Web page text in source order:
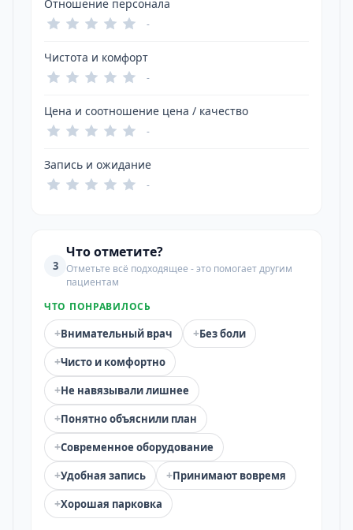
Отношение персонала
-
Чистота и комфорт
-
Цена и соотношение цена / качество
-
Запись и ожидание
-
3
Что отметите?
Отметьте всё подходящее - это помогает другим
пациентам
ЧТО ПОНРАВИЛОСЬ
+Внимательный врач +Без боли
+Чисто и комфортно
+Не навязывали лишнее
+Понятно объяснили план
+Современное оборудование
+Удобная запись +Принимают вовремя
+Хорошая парковка